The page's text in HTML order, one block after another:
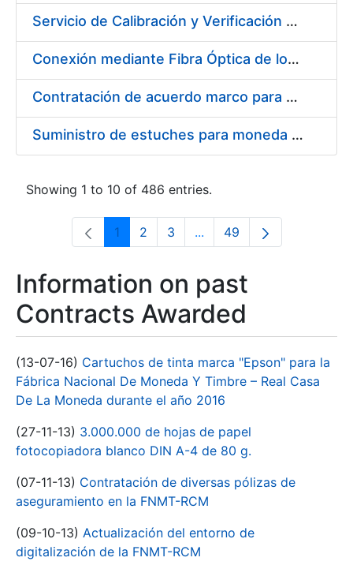
Servicio de Calibración y Verificación Externa de los Equipos de Medición del Servicio de Prevención de la FNMT-RCM
Conexión mediante Fibra Óptica de los Centros de Proceso de Datos (CPDs) de las sedes de la FNMT-RCM de Burgos y Madrid
Contratación de acuerdo marco para el Suministro de Material de Electricidad para la Fábrica Nacional de Moneda y Timbre-Real Casa de la Moneda en su centro de trabajo de Burgos
Suministro de estuches para moneda de 30 €
Showing 1 to 10 of 486 entries.
Page
1 Page
2 Page
3 ...Intermediate Pages Use
Page
49
Information on past
Contracts Awarded
(13-07-16) Cartuchos de tinta marca "Epson" para la
Fábrica Nacional De Moneda Y Timbre – Real Casa
De La Moneda durante el año 2016
(27-11-13) 3.000.000 de hojas de papel
fotocopiadora blanco DIN A-4 de 80 g.
(07-11-13) Contratación de diversas pólizas de
aseguramiento en la FNMT-RCM
(09-10-13) Actualización del entorno de
digitalización de la FNMT-RCM